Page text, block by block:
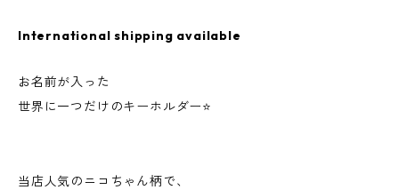
International shipping available
お名前が入った
世界に一つだけのキーホルダー⭐
当店人気のニコちゃん柄で、